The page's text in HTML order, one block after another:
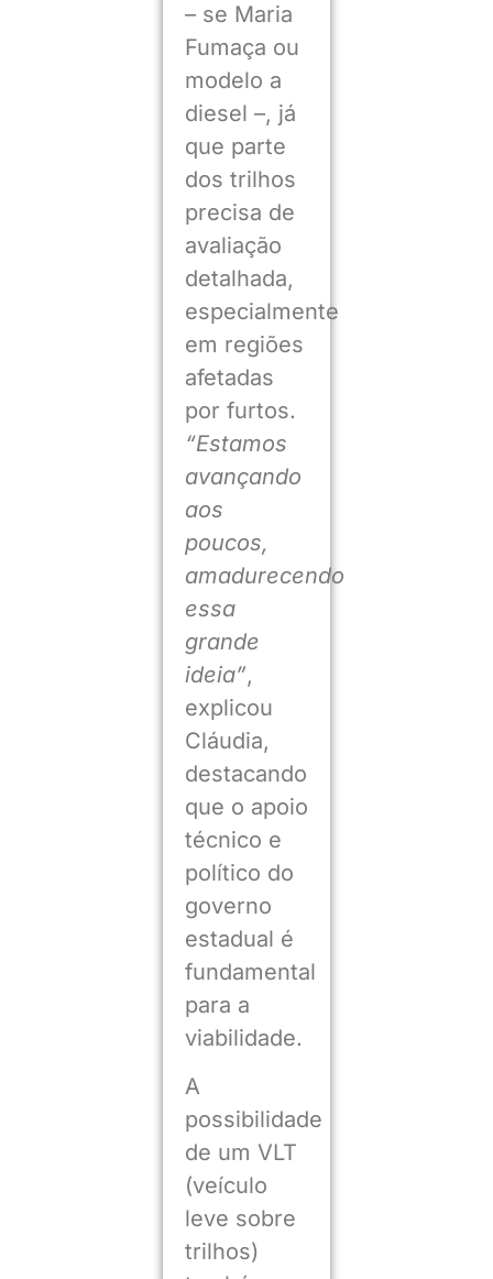
– se Maria
Fumaça ou
modelo a
diesel –, já
que parte
dos trilhos
precisa de
avaliação
detalhada,
especialmente
em regiões
afetadas
por furtos.
“Estamos
avançando
aos
poucos,
amadurecendo
essa
grande
ideia”,
explicou
Cláudia,
destacando
que o apoio
técnico e
político do
governo
estadual é
fundamental
para a
viabilidade.
A
possibilidade
de um VLT
(veículo
leve sobre
trilhos)